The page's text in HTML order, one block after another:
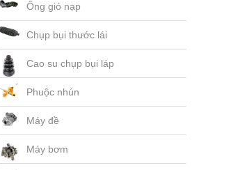
Ống gió nạp
Chụp bụi thước lái
Cao su chụp bụi láp
Phuộc nhún
Máy đề
Máy bơm